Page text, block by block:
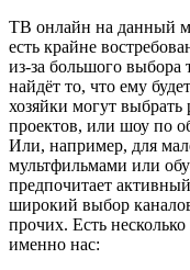
ТВ онлайн на данный
есть крайне
из-за большого выбора
найдёт то, что ему
хозяйки могут
проектов, или шоу по
Или, например, для
мультфильмами или
предпочитает
широкий выбор
прочих. Есть
именно нас: